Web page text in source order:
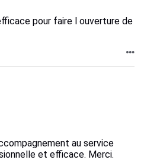
pour faire l ouverture de
au service
et efficace. Merci.